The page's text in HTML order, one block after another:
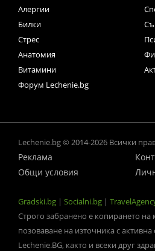
Алергии
Билки
Стрес
Анатомия
Витамини
Форум Lechenie.bg
Lechenie.bg © 2014-2026 Всички
Реклама
Общи условия
Gradski.bg | Socialni.bg |
Строго забранено е копирането на
позоваване на източника с
Lechenie.BG, както и всеки друг